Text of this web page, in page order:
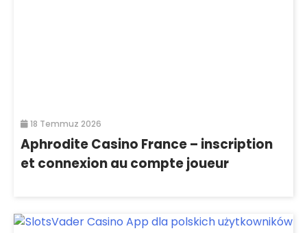
18 Temmuz 2026
Aphrodite Casino France – inscription
et connexion au compte joueur